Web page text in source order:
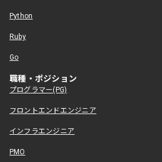
Python
Ruby
Go
職種・ポジション
プログラマー(PG)
フロントエンドエンジニア
インフラエンジニア
PMO